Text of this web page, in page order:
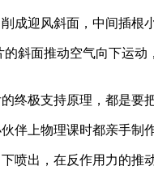
成迎风斜面，中间插根
斜面推动空气向下运
终极支持原理，都是要
伴上物理课时都亲手制作
喷出，在反作用力的